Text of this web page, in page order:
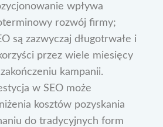
wpływa
rozwój firmy;
są zazwyczaj długotrwałe i
przez wiele miesięcy
kampanii.
w SEO może
kosztów pozyskania
do tradycyjnych form